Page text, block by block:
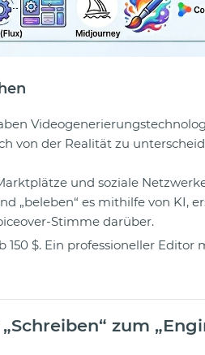
von der Realität zu
und soziale
„beleben“ es mithilfe von KI,
Stimme darüber.
150 $. Ein professioneller Editor
zum